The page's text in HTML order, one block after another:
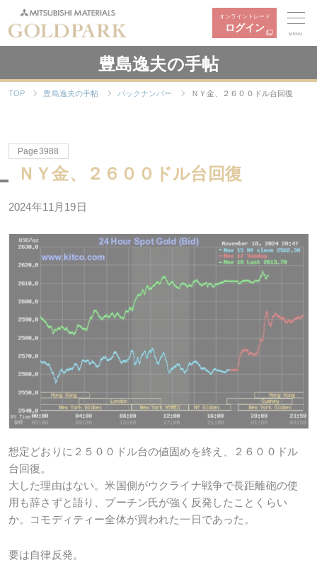
オンライントレード
ログイン
MENU
豊島逸夫の手帖
TOP 豊島逸夫の手帖 バックナンバー ＮＹ金、２６００ドル台回復
Page3988
ＮＹ金、２６００ドル台回復
2024年11月19日
想定どおりに２５００ドル台の値固めを終え、２６００ドル
台回復。
大した理由はない。米国側がウクライナ戦争で長距離砲の使
用も辞さずと語り、プーチン氏が強く反発したことくらい
か。コモディティー全体が買われた一日であった。
要は自律反発。